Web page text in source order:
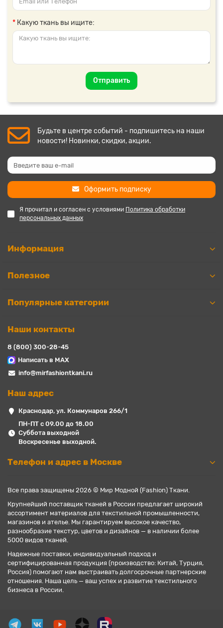
Какую ткань вы ищите:
Отправить
Будьте в центре событий - подпишитесь на наши
новости! Новинки, скидки, акции.
Оформить подписку
Я прочитал и согласен с условиями Политика обработки
персональных данных
Информация
Полезное
Популярные категории
Наши контакты
8 (800) 300-28-45
Написать в MAX
info@mirfashiontkani.ru
Наш адрес
Краснодар, ул. Коммунаров 266/1
ПН-ПТ с 09.00 до 18.00
Суббота выходной
Воскресенье выходной.
Телефон и адрес в Москве
Все права защищены 2026 © Мир Модной (Fashion) Ткани.
Крупнейший поставщик тканей в России предлагает широкий
ассортимент материалов для текстильной промышленности,
магазинов и ателье. Мы гарантируем высокое качество,
разнообразие текстур, цветов и дизайнов — в наличии более
5000 видов тканей.
Надежные поставки, индивидуальный подход и
сертифицированная продукция (производство: Китай, Турция,
Россия) помогают нам выстраивать долгосрочные партнерские
отношения. Наша цель — ваш успех и развитие текстильного
бизнеса в России.